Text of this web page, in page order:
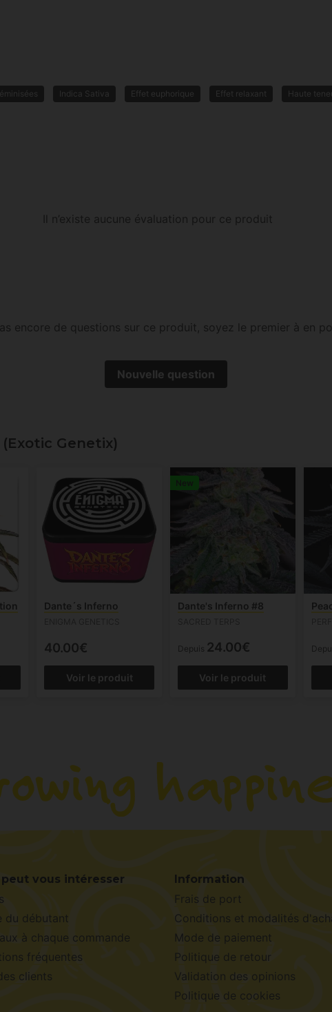
Indica Sativa Effet euphorique Effet relaxant Haute
Il n’existe aucune évaluation pour ce produit
encore de questions sur ce produit, soyez le premier à en
Nouvelle question
Genetix)
Dante´s Inferno
40.00€
Voir le produit
New
Dante's Inferno #8
Depuis 24.00€
Voir le produit
peut vous intéresser
du débutant
à chaque commande
fréquentes
clients
Information
Frais de port
Conditions et modalités
Mode de paiement
Politique de retour
Validation des opinions
Politique de cookies